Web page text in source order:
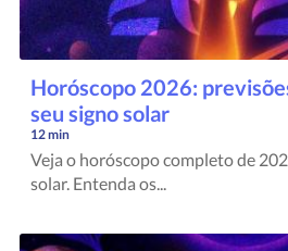
Horóscopo 2026:
seu signo solar
12 min
Veja o horóscopo completo de
solar. Entenda os...